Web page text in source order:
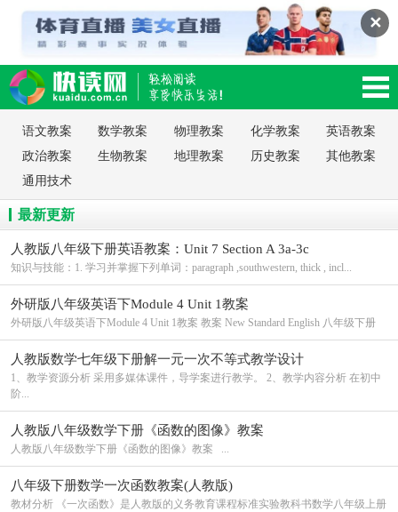
✕
读网-轻松阅读,快乐生活移动版
语文教案 数学教案 物理教案 化学教案
英语教案
政治教案
生物教案 地理教案 历史教案
其他教案
通用技术
最新更新
人教版八年级下册英语教案：Unit 7 Section A 3a-3c
知识与技能：1. 学习并掌握下列单词：paragraph ,southwestern, thick , incl...
外研版八年级英语下Module 4 Unit 1教案
外研版八年级英语下Module 4 Unit 1教案 教案 New Standard English 八年级下册
人教版数学七年级下册解一元一次不等式教学设计
1、教学资源分析 采用多媒体课件，导学案进行教学。 2、教学内容分析 在初中
阶...
人教版八年级数学下册《函数的图像》教案
人教版八年级数学下册《函数的图像》教案 ...
八年级下册数学一次函数教案(人教版)
教材分析 《一次函数》是人教版的义务教育课程标准实验教科书数学八年级上册